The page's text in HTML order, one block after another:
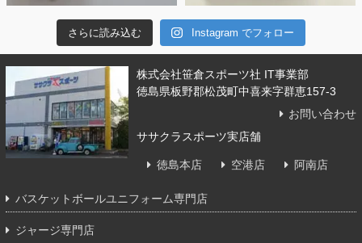
さらに読み込む Instagram でフォロー
株式会社笹倉スポーツ社 IT事業部
徳島県板野郡松茂町中喜来字群恵157-3
お問い合わせ
ササクラスポーツ実店舗
徳島本店 空港店 阿南店
バスケットボールユニフォーム専門店
ジャージ専門店